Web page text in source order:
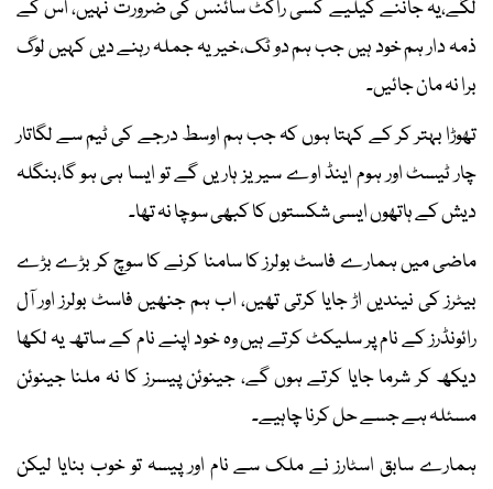
لگے،یہ جاننے کیلیے کسی راکٹ سائنس کی ضرورت نہیں، اس کے
ذمہ دار ہم خود ہیں جب ہم دو ٹک،خیر یہ جملہ رہنے دیں کہیں لوگ
برا نہ مان جائیں۔
تھوڑا بہتر کر کے کہتا ہوں کہ جب ہم اوسط درجے کی ٹیم سے لگاتار
چار ٹیسٹ اور ہوم اینڈ اوے سیریز ہاریں گے تو ایسا ہی ہو گا،بنگلہ
دیش کے ہاتھوں ایسی شکستوں کا کبھی سوچا نہ تھا۔
ماضی میں ہمارے فاسٹ بولرز کا سامنا کرنے کا سوچ کر بڑے بڑے
بیٹرز کی نیندیں اڑ جایا کرتی تھیں، اب ہم جنھیں فاسٹ بولرز اور آل
رائونڈرز کے نام پر سلیکٹ کرتے ہیں وہ خود اپنے نام کے ساتھ یہ لکھا
دیکھ کر شرما جایا کرتے ہوں گے، جینوئن پیسرز کا نہ ملنا جینوئن
مسئلہ ہے جسے حل کرنا چاہیے۔
ہمارے سابق اسٹارز نے ملک سے نام اور پیسہ تو خوب بنایا لیکن